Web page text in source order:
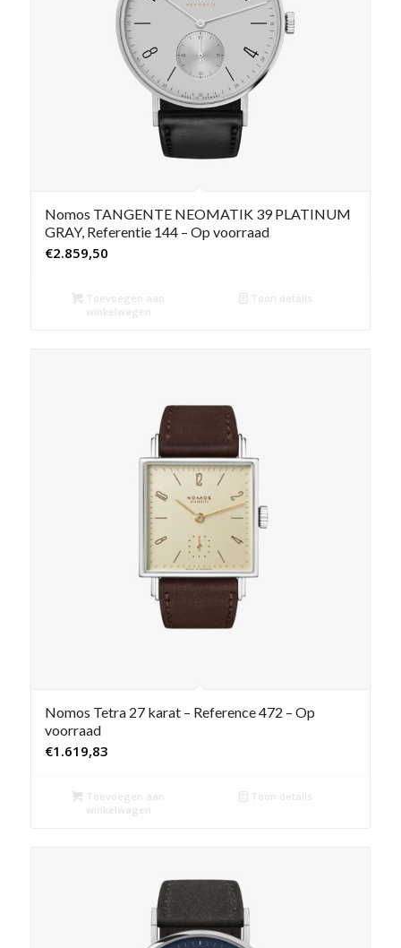
Nomos TANGENTE NEOMATIK 39 PLATINUM
GRAY, Referentie 144 – Op voorraad
€2.859,50
Toevoegen aan
winkelwagen
Toon details
Nomos Tetra 27 karat – Reference 472 – Op
voorraad
€1.619,83
Toevoegen aan
winkelwagen
Toon details